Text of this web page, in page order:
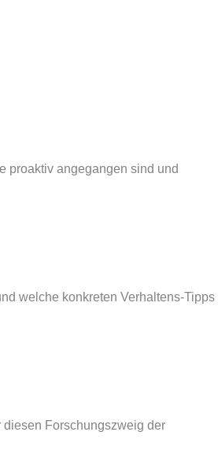
proaktiv angegangen sind und
welche konkreten Verhaltens-Tipps
Forschungszweig der